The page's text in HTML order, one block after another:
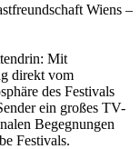
Wiens –
Mit
direkt vom
des Festivals
ein großes TV-
Begegnungen
Festivals.